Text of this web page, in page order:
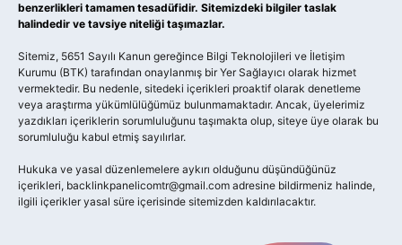
benzerlikleri tamamen tesadüfidir. Sitemizdeki bilgiler taslak
halindedir ve tavsiye niteliği taşımazlar.
Sitemiz, 5651 Sayılı Kanun gereğince Bilgi Teknolojileri ve İletişim
Kurumu (BTK) tarafından onaylanmış bir Yer Sağlayıcı olarak hizmet
vermektedir. Bu nedenle, sitedeki içerikleri proaktif olarak denetleme
veya araştırma yükümlülüğümüz bulunmamaktadır. Ancak, üyelerimiz
yazdıkları içeriklerin sorumluluğunu taşımakta olup, siteye üye olarak bu
sorumluluğu kabul etmiş sayılırlar.
Hukuka ve yasal düzenlemelere aykırı olduğunu düşündüğünüz
içerikleri, backlinkpanelicomtr@gmail.com adresine bildirmeniz halinde,
ilgili içerikler yasal süre içerisinde sitemizden kaldırılacaktır.